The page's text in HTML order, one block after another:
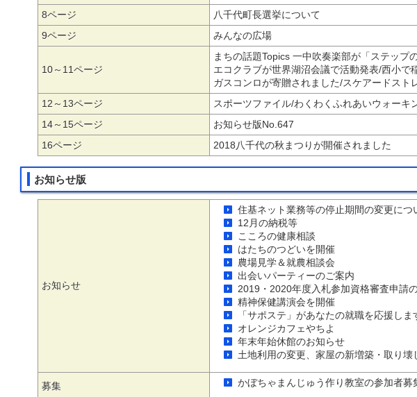
8ページ
八千代町長選挙について
9ページ
みんなの広場
10～11ページ
まちの話題Topics 一中吹奏楽部が「ステッ
エコクラブが世界湖沼会議で活動発表/西小
ガスコンロが寄贈されました/スケアードス
12～13ページ
スポーツファイル/わくわくふれあいウォーキ
14～15ページ
お知らせ版No.647
16ページ
2018八千代の秋まつりが開催されました
お知らせ版
お知らせ
住基ネット業務等の停止期間の変更につ
12月の納税等
こころの健康相談
はたちのつどいを開催
農場見学＆就農相談会
出会いパーティーのご案内
2019・2020年度入札参加資格審査申請
精神保健講演会を開催
「サポステ」があなたの就職を応援しま
オレンジカフェやちよ
年末年始休館のお知らせ
土地利用の変更、家屋の新増築・取り
募集 かぼちゃまんじゅう作り教室の参加者募